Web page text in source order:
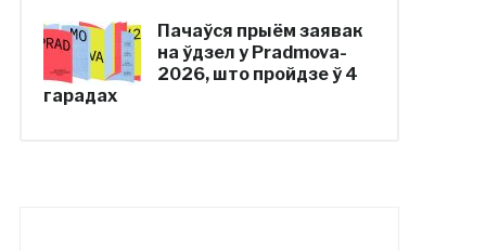
Пачаўся прыём заявак
на ўдзел у Pradmova-
2026, што пройдзе ў 4
гарадах